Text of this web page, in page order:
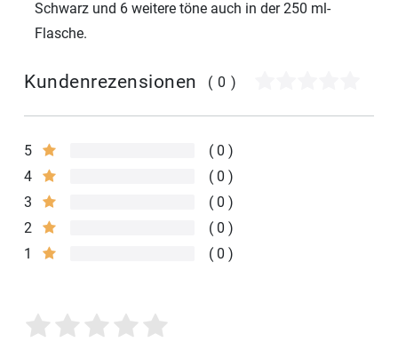
Schwarz und 6 weitere töne auch in der 250 ml-
Flasche.
Kundenrezensionen (0)
5
0
4
0
3
0
2
0
1
0